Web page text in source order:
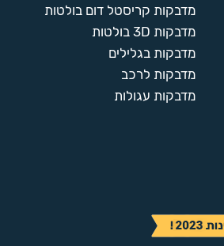
מדבקות קריסטל דום בולטות
מדבקות 3D בולטות
מדבקות בגלילים
מדבקות לרכב
מדבקות עגולות